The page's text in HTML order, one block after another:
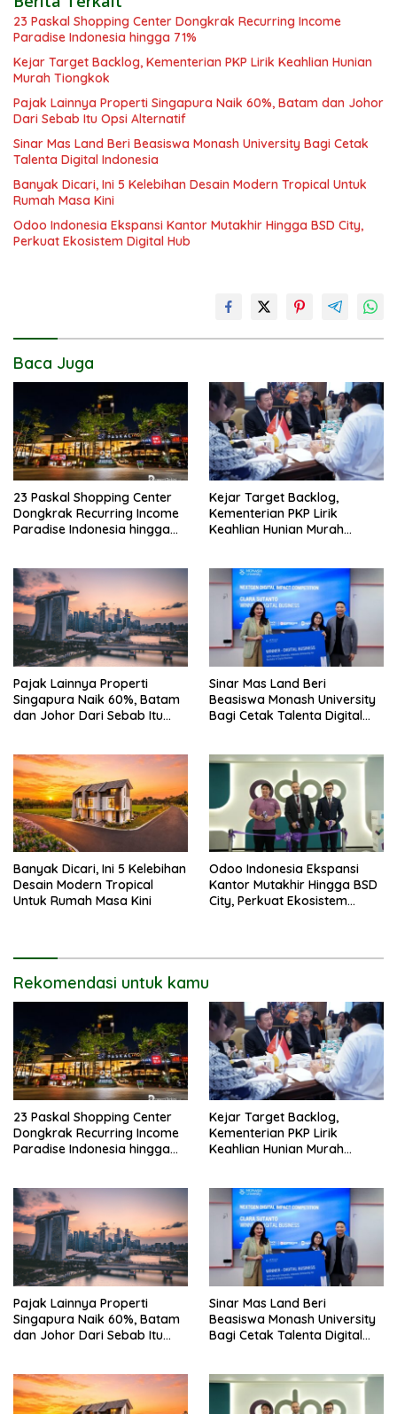
23 Paskal Shopping Center Dongkrak Recurring Income
Paradise Indonesia hingga 71%
Kejar Target Backlog, Kementerian PKP Lirik Keahlian Hunian
Murah Tiongkok
Pajak Lainnya Properti Singapura Naik 60%, Batam dan Johor
Dari Sebab Itu Opsi Alternatif
Sinar Mas Land Beri Beasiswa Monash University Bagi Cetak
Talenta Digital Indonesia
Banyak Dicari, Ini 5 Kelebihan Desain Modern Tropical Untuk
Rumah Masa Kini
Odoo Indonesia Ekspansi Kantor Mutakhir Hingga BSD City,
Perkuat Ekosistem Digital Hub
Baca Juga
23 Paskal Shopping Center
Dongkrak Recurring Income
Paradise Indonesia hingga
Kejar Target Backlog,
Kementerian PKP Lirik
Keahlian Hunian Murah
Pajak Lainnya Properti
Singapura Naik 60%, Batam
dan Johor Dari Sebab Itu
Sinar Mas Land Beri
Beasiswa Monash University
Bagi Cetak Talenta Digital
Banyak Dicari, Ini 5 Kelebihan
Desain Modern Tropical
Untuk Rumah Masa Kini
Odoo Indonesia Ekspansi
Kantor Mutakhir Hingga BSD
City, Perkuat Ekosistem
Rekomendasi untuk kamu
23 Paskal Shopping Center
Dongkrak Recurring Income
Paradise Indonesia hingga
Kejar Target Backlog,
Kementerian PKP Lirik
Keahlian Hunian Murah
Pajak Lainnya Properti
Singapura Naik 60%, Batam
dan Johor Dari Sebab Itu
Sinar Mas Land Beri
Beasiswa Monash University
Bagi Cetak Talenta Digital